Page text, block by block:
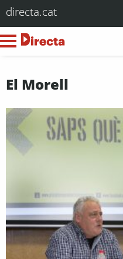
directa.cat
El Morell